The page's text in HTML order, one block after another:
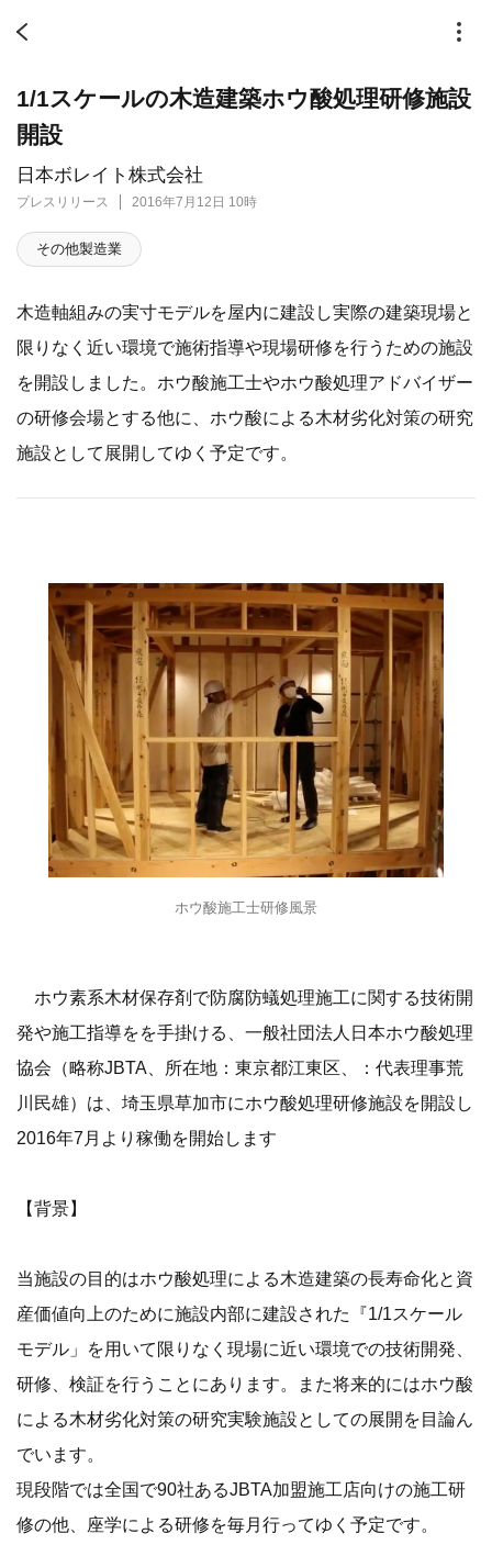
日本ボレイト株式会社
プレスリリース 2016年7月12日 10時
1/1スケールの木造建築ホウ酸処理研修施設
開設
その他製造業
木造軸組みの実寸モデルを屋内に建設し実際の建築現場と
限りなく近い環境で施術指導や現場研修を行うための施設
を開設しました。ホウ酸施工士やホウ酸処理アドバイザー
の研修会場とする他に、ホウ酸による木材劣化対策の研究
施設として展開してゆく予定です。
ホウ酸施工士研修風景
ホウ素系木材保存剤で防腐防蟻処理施工に関する技術開
発や施工指導をを手掛ける、一般社団法人日本ホウ酸処理
協会（略称JBTA、所在地：東京都江東区、：代表理事荒
川民雄）は、埼玉県草加市にホウ酸処理研修施設を開設し
2016年7月より稼働を開始します
【背景】
当施設の目的はホウ酸処理による木造建築の長寿命化と資
産価値向上のために施設内部に建設された『1/1スケール
モデル」を用いて限りなく現場に近い環境での技術開発、
研修、検証を行うことにあります。また将来的にはホウ酸
による木材劣化対策の研究実験施設としての展開を目論ん
でいます。
現段階では全国で90社あるJBTA加盟施工店向けの施工研
修の他、座学による研修を毎月行ってゆく予定です。